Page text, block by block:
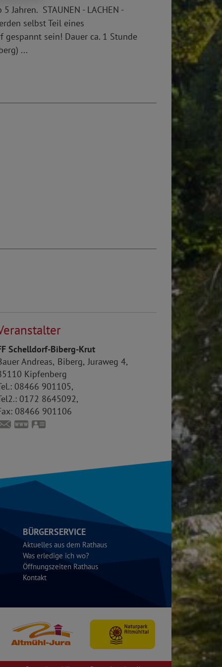
Jahren. STAUNEN - LACHEN -
selbst Teil eines
sein! Dauer ca. 1 Stunde
...
Schelldorf-Biberg-Krut
Andreas Biberg Juraweg 4
Kipfenberg
08466 901105
0172 8645092
08466 901106
andreas.bauer@feuerwehr-schelldorf.de
https://feuerwehr-schelldorf.de
BÜRGERSERVICE
Aktuelles aus dem Rathaus
Was erledige ich wo?
Öffnungszeiten Rathaus
Kontakt